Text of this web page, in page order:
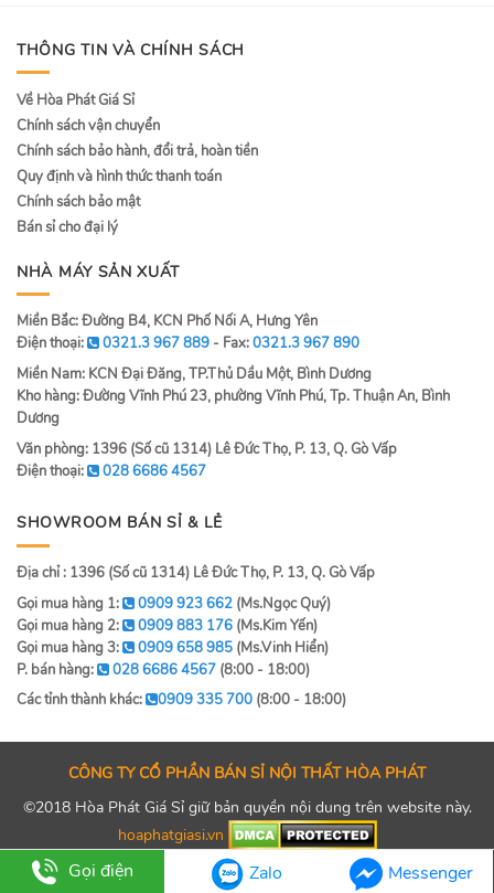
THÔNG TIN VÀ CHÍNH SÁCH
Về Hòa Phát Giá Sỉ
Chính sách vận chuyển
Chính sách bảo hành, đổi trả, hoàn tiền
Quy định và hình thức thanh toán
Chính sách bảo mật
Bán sỉ cho đại lý
NHÀ MÁY SẢN XUẤT
Miền Bắc: Đường B4, KCN Phố Nối A, Hưng Yên
Điện thoại:
0321.3 967 889 - Fax:0321.3 967 890
Miền Nam: KCN Đại Đăng, TP.Thủ Dầu Một, Bình Dương
Kho hàng: Đường Vĩnh Phú 23, phường Vĩnh Phú, Tp. Thuận An, Bình
Dương
Văn phòng: 1396 (Số cũ 1314) Lê Đức Thọ, P. 13, Q. Gò Vấp
Điện thoại:
028 6686 4567
SHOWROOM BÁN SỈ & LẺ
Địa chỉ : 1396 (Số cũ 1314) Lê Đức Thọ, P. 13, Q. Gò Vấp
Gọi mua hàng 1:
0909 923 662 (Ms.Ngọc Quý)
Gọi mua hàng 2:
0909 883 176 (Ms.Kim Yến)
Gọi mua hàng 3:
0909 658 985 (Ms.Vinh Hiển)
P. bán hàng:
028 6686 4567 (8:00 - 18:00)
Các tỉnh thành khác:
0909 335 700 (8:00 - 18:00)
CÔNG TY CỔ PHẦN BÁN SỈ NỘI THẤT HÒA PHÁT
©2018 Hòa Phát Giá Sỉ giữ bản quyền nội dung trên website này.
hoaphatgiasi.vn
Gọi điện Zalo Messenger